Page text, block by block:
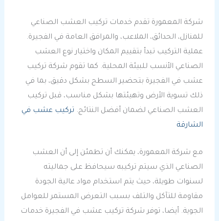
شركة المعمورة تقدم خدمات تركيب العشب الصناعي
للمنازل، الحدائق، الملاعب، والمرافق العامة في الفجيرة.
عملية التركيب تبدأ بتقييم المكان واختيار نوع العشب
الصناعي الأنسب للبيئة المحلية. كما تقوم شركة تركيب
عشب في الفجيرة بتحضير السطح بشكل دقيق، بما في
ذلك تسوية الأرض وتهيئتها بشكل مناسب، قبل تركيب
العشب الصناعي لضمان أفضل النتائج. تركيب عشب في
الشارقة
مع شركة المعمورة، يمكنك أن تطمئن إلى أن العشب
الصناعي الذي سيتم تركيبه سيحافظ على جماليته
لسنوات طويلة، حيث يتم استخدام مواد عالية الجودة
مقاومة للتآكل والتلف بسبب التعرض المستمر للعوامل
الجوية. أيضا، توفر شركة تركيب عشب في الفجيرة خدمات